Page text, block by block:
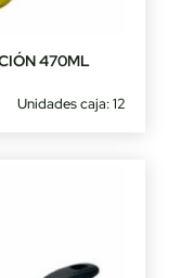
470ML
Unidades caja: 12